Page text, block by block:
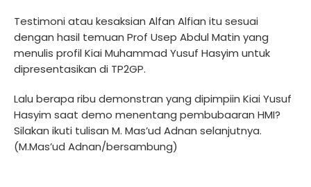
Testimoni atau kesaksian Alfan Alfian itu sesuai
dengan hasil temuan Prof Usep Abdul Matin yang
menulis profil Kiai Muhammad Yusuf Hasyim untuk
dipresentasikan di TP2GP.
Lalu berapa ribu demonstran yang dipimpiin Kiai Yusuf
Hasyim saat demo menentang pembubaaran HMI?
Silakan ikuti tulisan M. Mas’ud Adnan selanjutnya.
(M.Mas’ud Adnan/bersambung)